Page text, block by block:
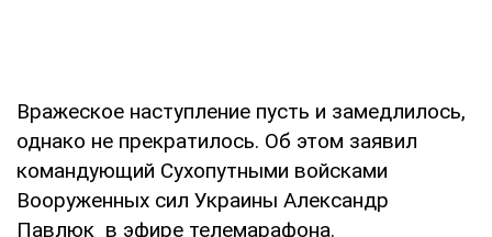
Вражеское наступление пусть и замедлилось,
однако не прекратилось. Об этом заявил
командующий Сухопутными войсками
Вооруженных сил Украины Александр
Павлюк в эфире телемарафона.